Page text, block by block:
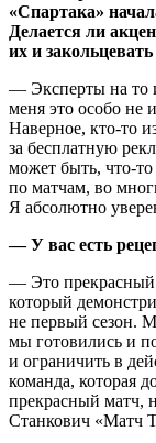
«Спартака»
Делается ли
их и
— Эксперты на то
меня это особо не
Наверное, кто‑то
за бесплатную
может быть,
по матчам, во
Я абсолютно
— У вас есть
— Это прекрасный
который
не первый сезон.
мы готовились и
и ограничить в
команда, которая
прекрасный матч,
Станкович «Матч